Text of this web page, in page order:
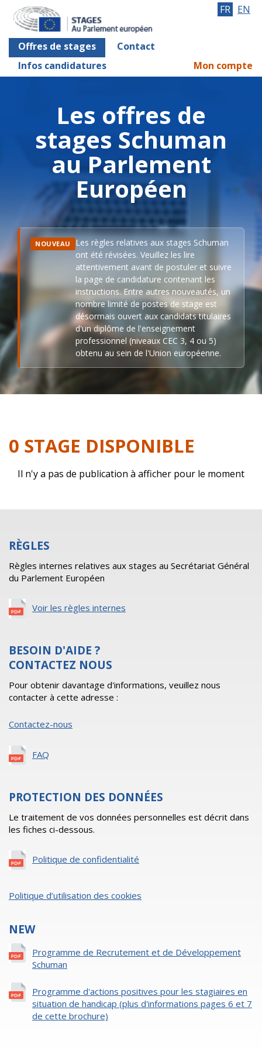
Offres de stages
Contact
Infos candidatures
FR EN
Mon compte
Les offres de
stages Schuman
au Parlement
Européen
NOUVEAU
Les règles relatives aux stages Schuman
ont été révisées. Veuillez les lire
attentivement avant de postuler et suivre
la page de candidature contenant les
instructions. Entre autres nouveautés, un
nombre limité de postes de stage est
désormais ouvert aux candidats titulaires
d'un diplôme de l'enseignement
professionnel (niveaux CEC 3, 4 ou 5)
obtenu au sein de l'Union européenne.
0 STAGE DISPONIBLE
Il n'y a pas de publication à afficher pour le moment
RÈGLES
Règles internes relatives aux stages au Secrétariat Général
du Parlement Européen
Voir les règles internes
BESOIN D'AIDE ?
CONTACTEZ NOUS
Pour obtenir davantage d'informations, veuillez nous
contacter à cette adresse :
Contactez-nous
FAQ
PROTECTION DES DONNÉES
Le traitement de vos données personnelles est décrit dans
les fiches ci-dessous.
Politique de confidentialité
Politique d’utilisation des cookies
NEW
Programme de Recrutement et de Développement
Schuman
Programme d'actions positives pour les stagiaires en
situation de handicap (plus d'informations pages 6 et 7
de cette brochure)